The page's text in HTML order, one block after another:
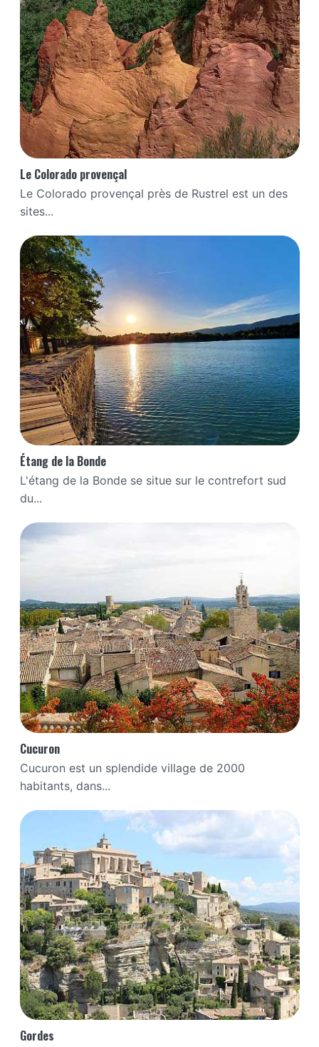
Le Colorado provençal
Le Colorado provençal près de Rustrel est un des
sites...
Étang de la Bonde
L'étang de la Bonde se situe sur le contrefort sud
du...
Cucuron
Cucuron est un splendide village de 2000
habitants, dans...
Gordes